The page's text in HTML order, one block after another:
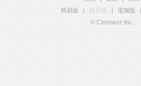
簡易版
觸屏版 電腦版
© Comsenz Inc.